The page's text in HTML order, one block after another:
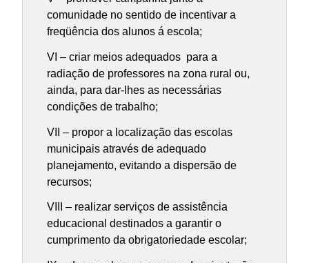
comunidade no sentido de incentivar a
freqüência dos alunos á escola;
VI – criar meios adequados para a
radiação de professores na zona rural ou,
ainda, para dar-lhes as necessárias
condições de trabalho;
VII – propor a localização das escolas
municipais através de adequado
planejamento, evitando a dispersão de
recursos;
VIII – realizar serviços de assistência
educacional destinados a garantir o
cumprimento da obrigatoriedade escolar;